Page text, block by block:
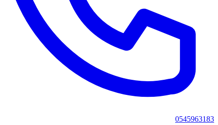
0545963183